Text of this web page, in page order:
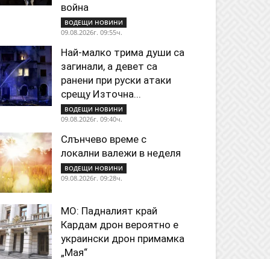
война
ВОДЕЩИ НОВИНИ
09.08.2026г. 09:55ч.
Най-малко трима души са
загинали, а девет са
ранени при руски атаки
срещу Източна...
ВОДЕЩИ НОВИНИ
09.08.2026г. 09:40ч.
Слънчево време с
локални валежи в неделя
ВОДЕЩИ НОВИНИ
09.08.2026г. 09:28ч.
МО: Падналият край
Кардам дрон вероятно е
украински дрон примамка
„Мая“